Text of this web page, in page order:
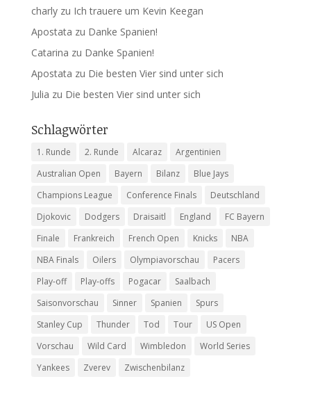
charlyzu Ich trauere um Kevin Keegan
Apostata zu Danke Spanien!
Catarina zu Danke Spanien!
Apostata zu Die besten Vier sind unter sich
Julia zu Die besten Vier sind unter sich
Schlagwörter
1. Runde 2. Runde Alcaraz
Argentinien
Australian Open
Bayern Bilanz
Blue Jays
Champions League
Conference Finals
Deutschland
Djokovic
Dodgers Draisaitl England
FC Bayern
Finale
Frankreich French Open Knicks
NBA
NBA Finals
Oilers Olympiavorschau
Pacers
Play-off
Play-offs Pogacar
Saalbach
Saisonvorschau
Sinner Spanien
Spurs
Stanley Cup
Thunder Tod Tour
US Open
Vorschau
Wild Card Wimbledon
World Series
Yankees
Zverev Zwischenbilanz